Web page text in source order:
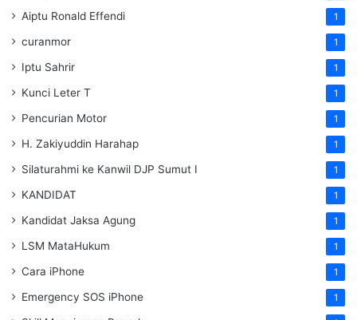
Aiptu Ronald Effendi 1
curanmor 1
Iptu Sahrir 1
Kunci Leter T 1
Pencurian Motor 1
H. Zakiyuddin Harahap 1
Silaturahmi ke Kanwil DJP Sumut I 1
KANDIDAT 1
Kandidat Jaksa Agung 1
LSM MataHukum 1
Cara iPhone 1
Emergency SOS iPhone 1